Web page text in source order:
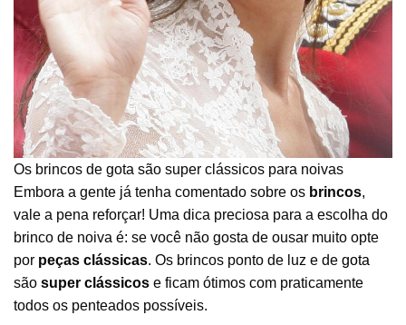
Os brincos de gota são super clássicos para noivas
Embora a gente já tenha comentado sobre os brincos,
vale a pena reforçar! Uma dica preciosa para a escolha do
brinco de noiva é: se você não gosta de ousar muito opte
por peças clássicas. Os brincos ponto de luz e de gota
são super clássicos e ficam ótimos com praticamente
todos os penteados possíveis.